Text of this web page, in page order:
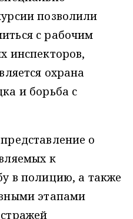
позволили
с рабочим
инспекторов,
охрана
и борьба с
о
к
в полицию, а также
этапами